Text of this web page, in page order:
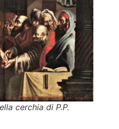
cerchia di P.P.